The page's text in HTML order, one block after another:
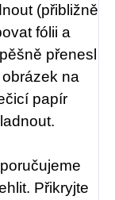
(přibližně
fólii a
přenesl
na
papír
Přikryjte